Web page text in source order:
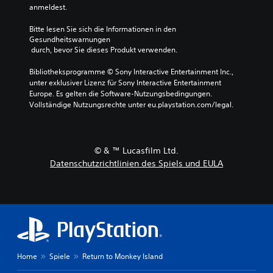
anmeldest.
Bitte lesen Sie sich die Informationen in den
Gesundheitswarnungen
durch, bevor Sie dieses Produkt verwenden.
Bibliotheksprogramme © Sony Interactive Entertainment Inc.,
unter exklusiver Lizenz für Sony Interactive Entertainment
Europe. Es gelten die Software-Nutzungsbedingungen.
Vollständige Nutzungsrechte unter eu.playstation.com/legal.
© & ™ Lucasfilm Ltd.
Datenschutzrichtlinien des Spiels und EULA
Home Spiele Return to Monkey Island